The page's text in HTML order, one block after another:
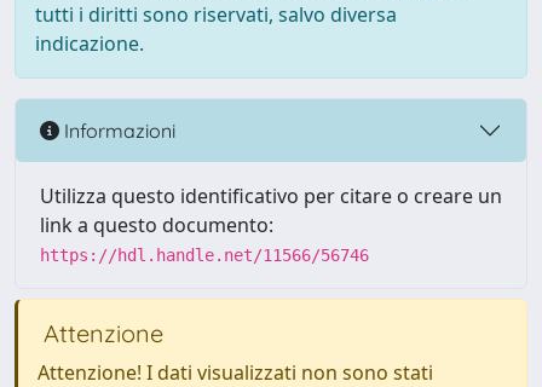
tutti i diritti sono riservati, salvo diversa
indicazione.
Informazioni
Utilizza questo identificativo per citare o creare un
link a questo documento:
https://hdl.handle.net/11566/56746
Attenzione
Attenzione! I dati visualizzati non sono stati